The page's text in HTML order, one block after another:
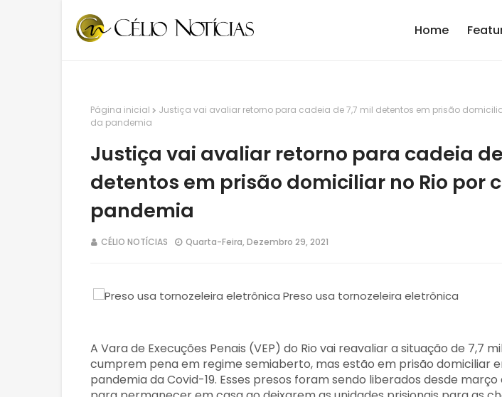
Home
Página inicial
Justiça vai avaliar retorno para cadeia de 7,7 mil detentos em prisão
da pandemia
Justiça vai avaliar retorno para cadeia
detentos em prisão domiciliar no Rio por
pandemia
CÉLIO NOTÍCIAS Quarta-Feira, Dezembro 29, 2021
Preso usa tornozeleira eletrônica
A Vara de Execuções Penais (VEP) do Rio vai reavaliar a situação de 7,7
cumprem pena em regime semiaberto, mas estão em prisão domiciliar
pandemia da Covid-19. Esses presos foram sendo liberados desde